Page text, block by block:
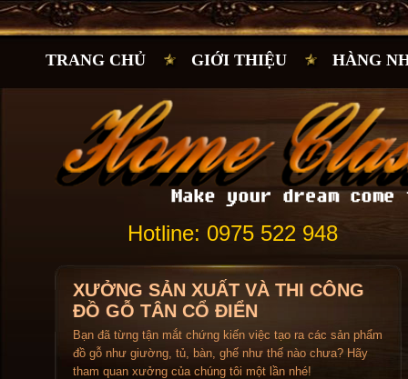
TRANG CHỦ GIỚI THIỆU HÀNG
Hotline: 0975 522 948
XƯỞNG SẢN XUẤT VÀ THI CÔNG
ĐỒ GỖ TÂN CỔ ĐIỂN
Bạn đã từng tận mắt chứng kiến việc tạo ra các sản phẩm
đồ gỗ như giường, tủ, bàn, ghế như thế nào chưa? Hãy
tham quan xưởng của chúng tôi một lần nhé!